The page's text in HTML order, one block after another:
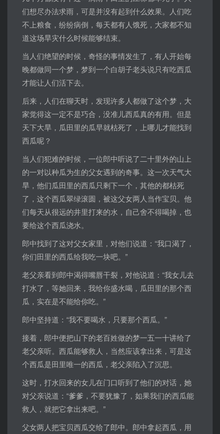
们想尽办法求雨，可是并没有起到什么效果。人们吃
不上粮食，纷纷病倒，每天都有人饿死，大家都不知
道这场旱灾什么时候能够结束。
当人们绝望的时候，奇怪的事情发生了，有人开始每
晚都做同一个梦，梦到一个白胡子老头说只有吃西瓜
才能让人们活下去。
后来，人们在聊天时，发现许多人都做了这个梦，大
家觉得这一定不是巧合，没准儿西瓜真的有用。但是
天下大旱，瓜田里的瓜早就枯死了，上哪儿才能找到
西瓜呢？
当人们犯难的时候，一位郎中听说了二十里外的山上
的一对以种瓜为生的父女遇到的奇事。这一次天气大
旱，他们瓜田里的西瓜只剩下一个，其他的都枯死
了，这个西瓜翠绿滚圆，被这父女两人当作宝贝。他
们每天从很远的井里打来的水，自己舍不得喝掉，也
要给这个西瓜浇水。
郎中找到了这对父女家里，对他们说道：“我口渴了，
你们田里的西瓜给我吃一块吧。”
老父亲看到郎中渴得嘴唇干裂，对他说道：“我女儿去
打水了，等她回来，我给你盛水喝，瓜田里的那个西
瓜，实在是不能给你吃。”
郎中坚持道：“我不要喝水，只要那个西瓜。”
接着，郎中便把山下的老百姓做的梦一五一十讲给了
老父亲听。西瓜能够救人，当然应该拿出来，可是这
个西瓜是田里唯一的西瓜，老父亲陷入了沉思。
这时，打水回来的女儿在门口听到了他们的对话，她
对父亲说道：“爹爹，不要犹豫了，如果我们的西瓜能
救人，就把它拿出来吧。”
父女两人把宝贝西瓜交给了郎中。郎中拿起西瓜，用